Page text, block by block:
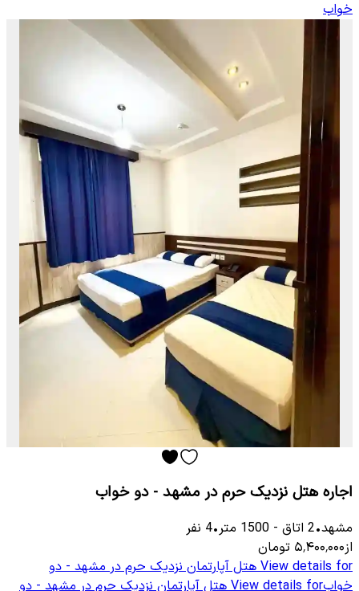
خواب
اجاره هتل نزدیک حرم در مشهد - دو خواب
مشهد•
2 اتاق -
1500 متر•
4 نفر
از۵٬۴۰۰٬۰۰۰ تومان
View details for هتل آپارتمان نزدیک حرم در مشهد - دو
خوابView details for هتل آپارتمان نزدیک حرم در مشهد - دو